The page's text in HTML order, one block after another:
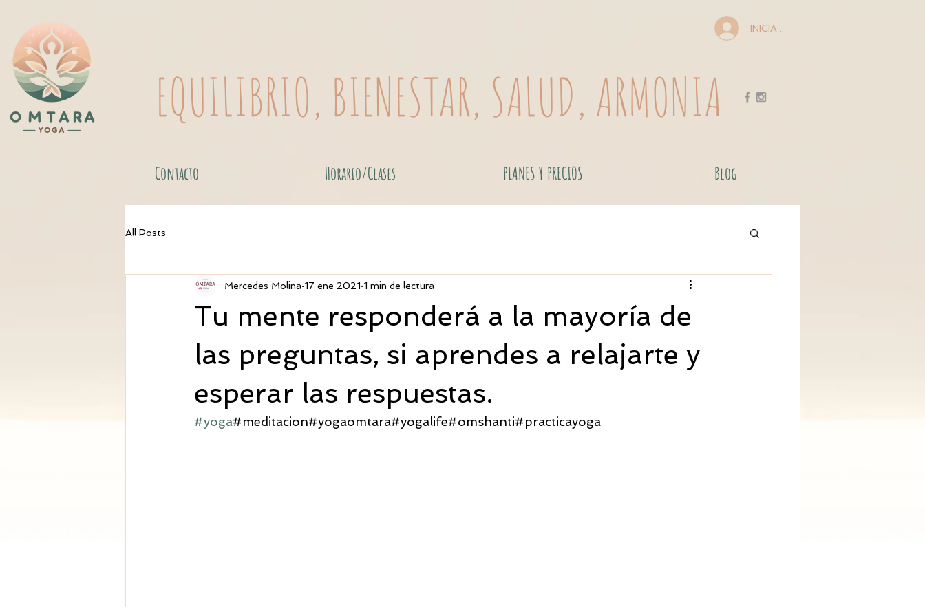
INICIA SESIÓN
EQUILIBRIO, BIENESTAR, SALUD, ARMONIA
Contacto Horario/Clases PLANES Y PRECIOS Blog
All Posts
Tu mente responderá a la mayoría de
las preguntas, si aprendes a relajarte y
esperar las respuestas.
Mercedes Molina 17 ene 2021 1 min de lectura
#yoga#meditacion#yogaomtara#yogalife#omshanti#practicayoga